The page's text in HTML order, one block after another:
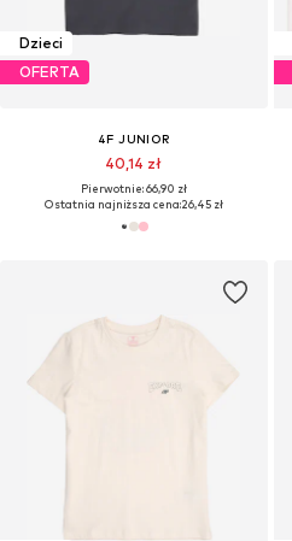
Dzieci
OFERTA
4F JUNIOR
40,14 zł
Pierwotnie: 66,90 zł
Ostatnia najniższa cena:26,45 zł